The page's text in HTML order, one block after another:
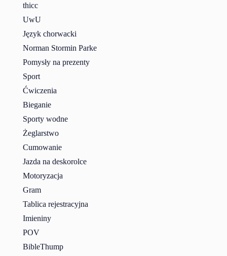
thicc
UwU
Język chorwacki
Norman Stormin Parke
Pomysły na prezenty
Sport
Ćwiczenia
Bieganie
Sporty wodne
Żeglarstwo
Cumowanie
Jazda na deskorolce
Motoryzacja
Gram
Tablica rejestracyjna
Imieniny
POV
BibleThump